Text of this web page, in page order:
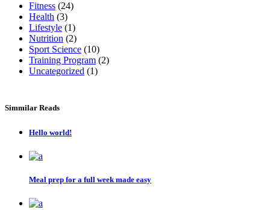
Fitness (24)
Health (3)
Lifestyle (1)
Nutrition (2)
Sport Science (10)
Training Program (2)
Uncategorized (1)
Simmilar Reads
Hello world!
Meal prep for a full week made easy